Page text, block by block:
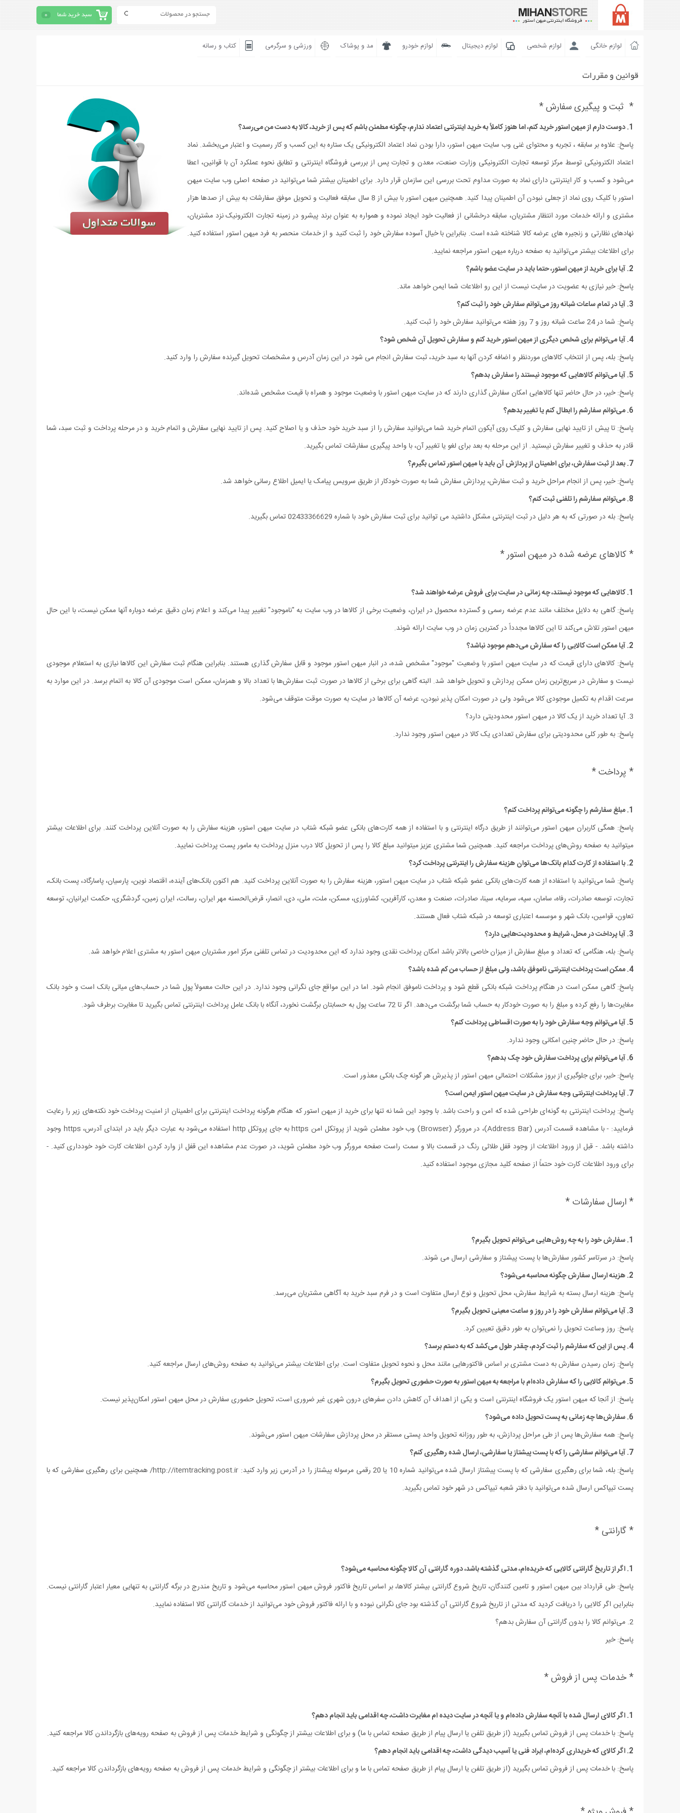
سبد خرید شما 0
لوازم خانگی لوازم شخصی لوازم دیجیتال لوازم خودرو مد و پوشاک ورزشی و سرگرمی کتاب و رسانه
قوانین و مقررات
* ثبت و پیگیری سفارش *
1. دوست دارم از میهن استور خرید کنم، اما هنوز کاملاً به خرید اینترنتی اعتماد ندارم، چگونه مطمئن باشم که پس از خرید، کالا به دست من می‌رسد؟
پاسخ: علاوه بر سابقه ، تجربه و محتوای غنی وب سایت میهن استور، دارا بودن نماد اعتماد الکترونیکی یک ستاره به این کسب و کار رسمیت و اعتبار می‏‌بخشد. نماد
اعتماد الکترونیکی توسط مرکز توسعه تجارت الکترونیکی وزارت صنعت، معدن و تجارت پس از بررسی فروشگاه اینترنتی و تطابق نحوه عملکرد آن با قوانین، اعطا
می‏‌شود و کسب و کار اینترنتی دارای نماد به صورت مداوم تحت بررسی این سازمان قرار دارد. برای اطمینان بیشتر شما می‏‌توانید در صفحه اصلی وب سایت میهن
استور با کلیک روی نماد از جعلی نبودن آن اطمینان پیدا کنید. همچنین میهن استور با بیش از 8 سال سابقه فعالیت و تحویل موفق سفارشات به بیش از صدها هزار
مشتری و ارائه خدمات مورد انتظار مشتریان، سابقه درخشانی از فعالیت خود ایجاد نموده و همواره به عنوان برند پیشرو در زمینه تجارت الکترونیک نزد مشتریان،
نهادهای نظارتی و زنجیره های عرضه کالا شناخته شده است. بنابراین با خیال آسوده سفارش خود را ثبت کنید و از خدمات منحصر به فرد میهن استور استفاده کنید.
برای اطلاعات بیشتر می‌توانید به صفحه درباره میهن استور مراجعه نمایید.
2. آیا برای خرید از میهن استور، حتما باید در سایت عضو باشم؟
پاسخ: خیر نیازی به عضویت در سایت نیست از این رو اطلاعات شما ایمن خواهد ماند.
3. آیا در تمام ساعات شبانه روز می‌توانم سفارش خود را ثبت کنم؟
پاسخ: شما در 24 ساعت شبانه روز و 7 روز هفته می‌‏توانید سفارش خود را ثبت کنید.
4. آیا می‌توانم برای شخص دیگری از میهن استور خرید کنم و سفارش تحویل آن شخص شود؟
پاسخ: بله، پس از انتخاب کالاهای موردنظر و اضافه کردن آنها به سبد خرید، ثبت سفارش انجام می شود در این زمان آدرس و مشخصات تحویل گیرنده سفارش را وارد کنید.
5. آیا می‌‏توانم کالاهایی که موجود نیستند را سفارش بدهم؟
پاسخ: خیر، در حال حاضر تنها کالاهایی امکان سفارش گذاری دارند که در سایت میهن استور با وضعیت موجود و همراه با قیمت مشخص شده‌‏اند.
6. می‌‏توانم سفارشم را ابطال کنم یا تغییر بدهم؟
پاسخ: تا پیش از تایید نهایی سفارش و کلیک روی آیکون اتمام خرید شما می‌توانید سفارش را از سبد خرید خود حذف و یا اصلاح کنید. پس از تایید نهایی سفارش و اتمام خرید و در مرحله پرداخت و ثبت سبد، شما
قادر به حذف و تغییر سفارش نیستید. از این مرحله به بعد برای لغو یا تغییر آن، با واحد پیگیری سفارشات تماس بگیرید.
7. بعد از ثبت سفارش، برای اطمینان از پردازش آن باید با میهن استور تماس بگیرم؟
پاسخ: خیر، پس از انجام مراحل خرید و ثبت سفارش، پردازش سفارش شما به صورت خودکار از طریق سرویس پیامک یا ایمیل اطلاع‏ رسانی خواهد شد.
8. می‏‌توانم سفارشم را تلفنی ثبت کنم؟
پاسخ: بله در صورتی که به هر دلیل در ثبت اینترنتی مشکل داشتید می توانید برای ثبت سفارش خود با شماره 02433366629 تماس بگیرید.
* کالاهای عرضه شده در میهن استور *
1. کالاهایی که موجود نیستند، چه زمانی در سایت برای فروش عرضه خواهند شد؟
پاسخ: گاهی به دلایل مختلف مانند عدم عرضه رسمی و گسترده محصول در ایران، وضعیت برخی از کالاها در وب سایت به "ناموجود" تغییر پیدا می‏‌کند و اعلام زمان دقیق عرضه دوباره آنها ممکن نیست، با این حال
میهن استور تلاش می‏‌کند تا این کالاها مجدداً در کمترین زمان در وب سایت ارائه شوند.
2. آیا ممکن است کالایی را که سفارش می‏‌دهم موجود نباشد؟
پاسخ: کالاهای دارای قیمت که در سایت میهن استور با وضعیت "موجود" مشخص شده، در انبار میهن استور موجود و قابل سفارش گذاری هستند. بنابراین هنگام ثبت سفارش این کالاها نیازی به استعلام موجودی
نیست و سفارش در سریع‏‌ترین زمان ممکن پردازش و تحویل خواهد شد. البته گاهی برای برخی از کالاها در صورت ثبت سفارش‏‌ها با تعداد بالا و همزمان، ممکن است موجودی آن کالا به اتمام برسد. در این موارد به
سرعت اقدام به تکمیل موجودی کالا می‌شود ولی در صورت امکان پذیر نبودن، عرضه آن کالاها در سایت به صورت موقت متوقف می‌شود.
3. آیا تعداد خرید از یک کالا در میهن استور محدودیتی دارد؟
پاسخ: به طور کلی محدودیتی برای سفارش تعدادی یک کالا در میهن استور وجود ندارد.
* پرداخت *
1. مبلغ سفارشم را چگونه می‏‌توانم پرداخت کنم؟
پاسخ: همگی کاربران میهن استور می‌توانند از طریق درگاه اینترنتی و با استفاده از همه کارت‏‌های بانکی عضو شبکه شتاب در سایت میهن استور، هزینه سفارش را به صورت آنلاین پرداخت کنند. برای اطلاعات بیشتر
می‏توانید به صفحه روش‌‏های پرداخت مراجعه کنید. همچنین شما مشتری عزیز میتوانید مبلغ کالا را پس از تحویل کالا درب منزل پرداخت به مامور پست پرداخت نمایید.
2. با استفاده از کارت کدام بانک‌ها می‌توان هزینه سفارش را اینترنتی پرداخت کرد؟
پاسخ: شما می‌توانید با استفاده از همه کارت‏‌های بانکی عضو شبکه شتاب در سایت میهن استور، هزینه سفارش را به صورت آنلاین پرداخت کنید. هم اکنون بانک‌های آینده، اقتصاد نوین، پارسیان، پاسارگاد، پست بانک،
تجارت، توسعه صادرات، رفاه، سامان، سپه، سرمایه، سینا، صادرات، صنعت و معدن، کارآفرین، کشاورزی، مسکن، ملت، ملی، دی، انصار، قرض‌الحسنه مهر ایران، رسالت، ایران زمین، گردشگری، حکمت ایرانیان، توسعه
تعاون، قوامین، بانک شهر و موسسه اعتباری توسعه در شبکه شتاب فعال هستند.
3. آیا پرداخت در محل، شرایط و محدودیت‏‌هایی دارد؟
پاسخ: بله، هنگامی که تعداد و مبلغ سفارش از میزان خاصی بالاتر باشد امکان پرداخت نقدی وجود ندارد که این محدودیت در تماس تلفنی مرکز امور مشتریان میهن استور به مشتری اعلام خواهد شد.
4. ممکن است پرداخت اینترنتی ناموفق باشد، ولی مبلغ از حساب من کم شده باشد؟
پاسخ: گاهی ممکن است در هنگام پرداخت شبکه بانکی قطع شود و پرداخت ناموفق انجام شود. اما در این مواقع جای نگرانی وجود ندارد. در این حالت معمولاً پول شما در حساب‏‌های میانی بانک است و خود بانک
مغایرت‏‌ها را رفع کرده و مبلغ را به صورت خودکار به حساب شما برگشت می‌‏دهد. اگر تا 72 ساعت پول به حسابتان برگشت نخورد، آنگاه با بانک عامل پرداخت اینترنتی تماس بگیرید تا مغایرت برطرف شود.
5. آیا می‌‏توانم وجه سفارش خود را به صورت اقساطی پرداخت کنم؟
پاسخ: در حال حاضر چنین امکانی وجود ندارد.
6. آیا می‌توانم برای پرداخت سفارش خود چک بدهم؟
پاسخ: خیر، برای جلوگیری از بروز مشکلات احتمالی میهن استور از پذیرش هر گونه چک بانکی معذور است.
7. آیا پرداخت اینترنتی وجه سفارش در سایت میهن استور ایمن است؟
پاسخ: پرداخت اینترنتی به گونه‏‌ای طراحی شده که امن و راحت باشد. با وجود این شما نه تنها برای خرید از میهن استور که هنگام هرگونه پرداخت اینترنتی برای اطمینان از امنیت پرداخت خود نکته‏‌های زیر را رعایت
فرمایید: - با مشاهده قسمت آدرس (Address Bar)، در مرورگر (Browser) وب خود مطمئن شوید از پروتکل امن https به جای پروتکل http استفاده می‏‌شود به عبارت دیگر باید در ابتدای آدرس، https وجود
داشته باشد. - قبل از ورود اطلاعات از وجود قفل طلائی رنگ در قسمت بالا و سمت راست صفحه مرورگر وب خود مطمئن شوید، در صورت عدم مشاهده این قفل از وارد کردن اطلاعات کارت خود خودداری کنید. -
برای ورود اطلاعات کارت خود حتماً از صفحه کلید مجازی موجود استفاده کنید.
* ارسال سفارشات *
1. سفارش خود را به چه روش‌هایی می‌توانم تحویل بگیرم؟
پاسخ: در سرتاسر کشور سفارش‌‏ها با پست پیشتاز و سفارشی ارسال می شوند.
2. هزینه ارسال سفارش چگونه محاسبه می‌شود؟
پاسخ: هزینه‏ ارسال بسته به شرایط سفارش، محل تحویل و نوع ارسال متفاوت است و در فرم سبد خرید به آگاهی مشتریان می‏‌رسد.
3. آیا می‏‌توانم سفارش خود را در روز و ساعت معینی تحویل بگیرم؟
پاسخ: روز وساعت تحویل را نمی‏‌توان به طور دقیق تعیین کرد.
4. پس از این که سفارشم را ثبت کردم، چقدر طول می‌‏کشد که به دستم برسد؟
پاسخ: زمان رسیدن سفارش به دست مشتری بر اساس فاکتورهایی مانند محل و نحوه تحویل متفاوت است. برای اطلاعات بیشتر می‌توانید به صفحه روش‌های ارسال مراجعه کنید.
5. می‏‌توانم کالایی را که سفارش داده‌‏ام با مراجعه به میهن استور به صورت حضوری تحویل بگیرم؟
پاسخ: از آنجا که میهن استور یک فروشگاه اینترنتی است و یکی از اهداف آن کاهش دادن سفرهای درون شهری غیر ضروری‏ است، تحویل حضوری سفارش در محل میهن استور امکان‌پذیر نیست.
6. سفارش‌ها چه زمانی به پست تحویل داده می‌شود؟
پاسخ: همه سفارش‌‏ها پس از طی مراحل پردازش، به طور روزانه تحویل واحد پستی مستقر در محل پردازش سفارشات میهن استور می‏‌شوند.
7. آیا می‏‌توانم سفارشی را که با پست پیشتاز یا سفارشی، ارسال شده رهگیری کنم؟
پاسخ: بله، شما برای رهگیری سفارشی که با پست پیشتاز ارسال شده می‏‌توانید شماره 10 یا 20 رقمی مرسوله پیشتاز را در آدرس زیر وارد کنید: http://itemtracking.post.ir/ همچنین برای رهگیری سفارشی که با
پست تیپاکس ارسال شده می‏‌توانید با دفتر شعبه تیپاکس در شهر خود تماس بگیرید.
* گارانتی *
1. اگر از تاریخ گارانتی کالایی که خریده‌‏ام، مدتی گذشته باشد، دوره گارانتی آن کالا چگونه محاسبه می‌شود؟
پاسخ: طی قرارداد بین میهن استور و تامین کنندگان، تاریخ شروع گارانتی بیشتر کالاها، بر اساس تاریخ فاکتور فروش میهن استور محاسبه می‌شود و تاریخ مندرج در برگه گارانتی به تنهایی معیار اعتبار گارانتی نیست.
بنابراین اگر کالایی را دریافت کردید که مدتی از تاریخ شروع گارانتی آن گذشته بود جای نگرانی نبوده و با ارائه فاکتور فروش خود می‌توانید از خدمات گارانتی کالا استفاده نمایید.
2. می‏‌توانم کالا را بدون گارانتی آن سفارش بدهم؟
پاسخ: خیر
* خدمات پس از فروش *
1. اگر کالای ارسال شده با آنچه سفارش داده‌‏ام و یا آنچه در سایت دیده ام مغایرت داشت، چه اقدامی باید انجام دهم؟
پاسخ: با خدمات پس از فروش تماس بگیرید (از طریق تلفن یا ارسال پیام از طریق صفحه تماس با ما) و برای اطلاعات بیشتر از چگونگی و شرایط خدمات پس از فروش به صفحه رویه‌های بازگرداندن کالا مراجعه کنید.
2. اگر کالای که خریداری کرده‌‏ام، ایراد فنی یا آسیب دیدگی داشت، چه اقدامی باید انجام دهم؟
پاسخ: با خدمات پس از فروش تماس بگیرید (از طریق تلفن یا ارسال پیام از طریق صفحه تماس با ما و برای اطلاعات بیشتر از چگونگی و شرایط خدمات پس از فروش به صفحه رویه‌های بازگرداندن کالا مراجعه کنید.